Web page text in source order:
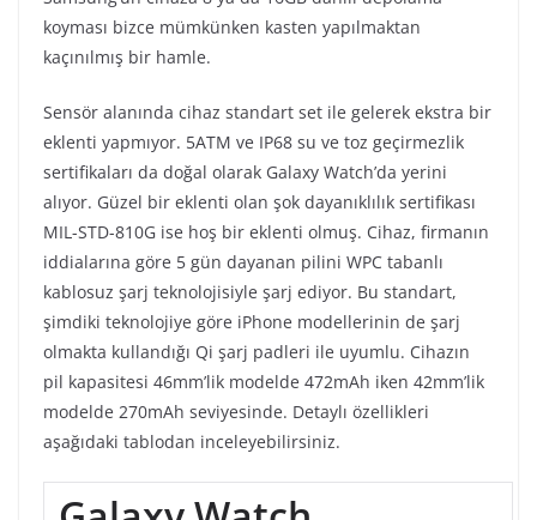
koyması bizce mümkünken kasten yapılmaktan
kaçınılmış bir hamle.
Sensör alanında cihaz standart set ile gelerek ekstra bir
eklenti yapmıyor. 5ATM ve IP68 su ve toz geçirmezlik
sertifikaları da doğal olarak Galaxy Watch’da yerini
alıyor. Güzel bir eklenti olan şok dayanıklılık sertifikası
MIL-STD-810G ise hoş bir eklenti olmuş. Cihaz, firmanın
iddialarına göre 5 gün dayanan pilini WPC tabanlı
kablosuz şarj teknolojisiyle şarj ediyor. Bu standart,
şimdiki teknolojiye göre iPhone modellerinin de şarj
olmakta kullandığı Qi şarj padleri ile uyumlu. Cihazın
pil kapasitesi 46mm’lik modelde 472mAh iken 42mm’lik
modelde 270mAh seviyesinde. Detaylı özellikleri
aşağıdaki tablodan inceleyebilirsiniz.